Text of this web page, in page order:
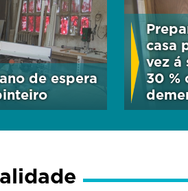
de espera
casa
vez á
30 %